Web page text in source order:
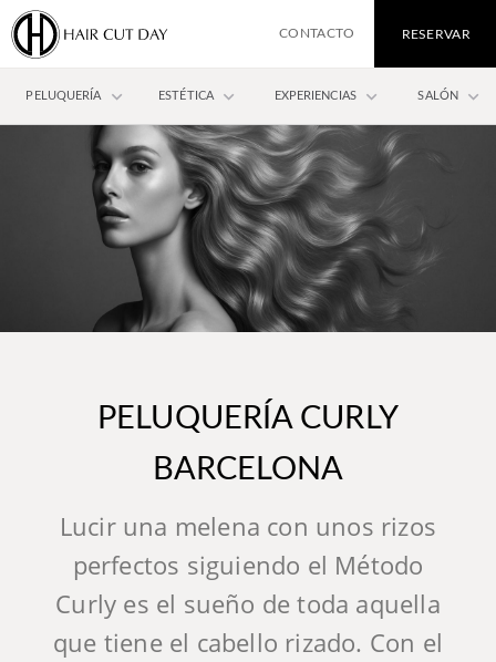
RESERVAR
CONTACTO
PELUQUERÍA keyboard_arrow_down ESTÉTICA keyboard_arrow_down EXPERIENCIAS keyboard_arrow_down SALÓN keyboard_arrow_down
PELUQUERÍA CURLY
BARCELONA
Lucir una melena con unos rizos
perfectos siguiendo el Método
Curly es el sueño de toda aquella
que tiene el cabello rizado. Con el